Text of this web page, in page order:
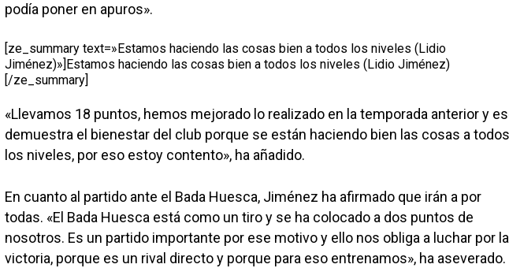
podía poner en apuros».
[ze_summary text=»Estamos haciendo las cosas bien a todos los niveles (Lidio
Jiménez)»]Estamos haciendo las cosas bien a todos los niveles (Lidio Jiménez)
[/ze_summary]
«Llevamos 18 puntos, hemos mejorado lo realizado en la temporada anterior y
demuestra el bienestar del club porque se están haciendo bien las cosas a todos
los niveles, por eso estoy contento», ha añadido.
En cuanto al partido ante el Bada Huesca, Jiménez ha afirmado que irán a por
todas. «El Bada Huesca está como un tiro y se ha colocado a dos puntos de
nosotros. Es un partido importante por ese motivo y ello nos obliga a luchar por la
victoria, porque es un rival directo y porque para eso entrenamos», ha aseverado.